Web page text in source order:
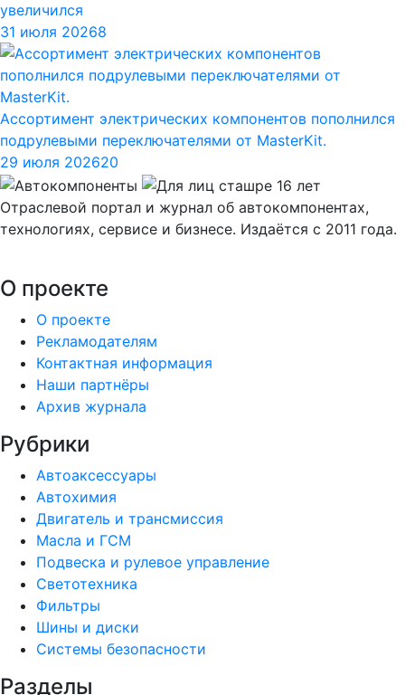
увеличился
31 июля 20268
Ассортимент электрических компонентов пополнился
подрулевыми переключателями от MasterKit.
29 июля 202620
Отраслевой портал и журнал об автокомпонентах,
технологиях, сервисе и бизнесе. Издаётся с 2011 года.
О проекте
О проекте
Рекламодателям
Контактная информация
Наши партнёры
Архив журнала
Рубрики
Автоаксессуары
Автохимия
Двигатель и трансмиссия
Масла и ГСМ
Подвеска и рулевое управление
Светотехника
Фильтры
Шины и диски
Системы безопасности
Разделы